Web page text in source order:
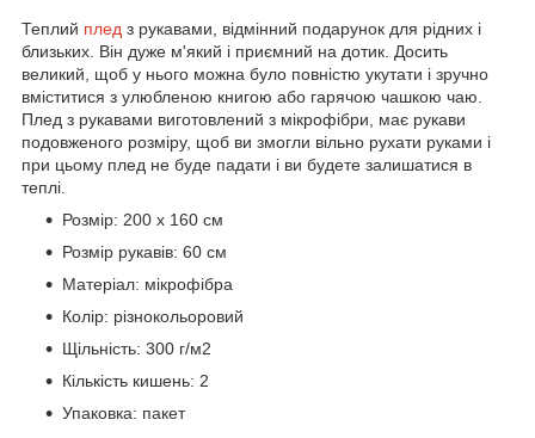
Теплий плед з рукавами, відмінний подарунок для рідних і
близьких. Він дуже м'який і приємний на дотик. Досить
великий, щоб у нього можна було повністю укутати і зручно
вміститися з улюбленою книгою або гарячою чашкою чаю.
Плед з рукавами виготовлений з мікрофібри, має рукави
подовженого розміру, щоб ви змогли вільно рухати руками і
при цьому плед не буде падати і ви будете залишатися в
теплі.
Розмір: 200 х 160 см
Розмір рукавів: 60 см
Матеріал: мікрофібра
Колір: різнокольоровий
Щільність: 300 г/м2
Кількість кишень: 2
Упаковка: пакет